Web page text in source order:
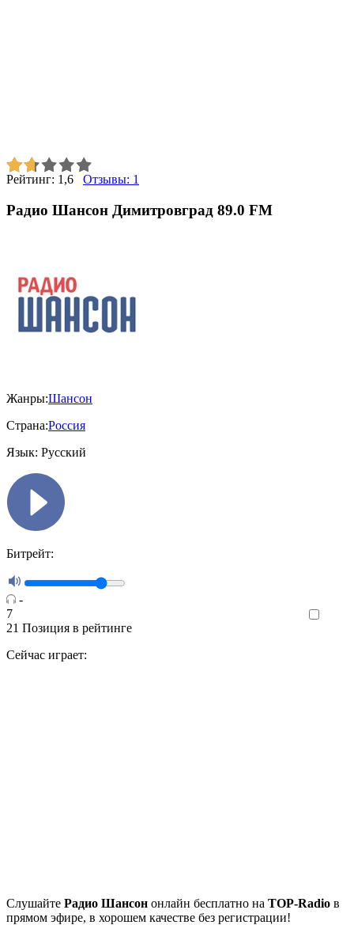
Рейтинг: 1,6 Отзывы: 1
Радио Шансон Димитровград 89.0 FM
Жанры:Шансон
Страна:Россия
Язык: Русский
Битрейт:
-
7
21 Позиция в рейтинге
Сейчас играет:
Cлушайте Радио Шансон онлайн бесплатно на TOP-Radio в
прямом эфире, в хорошем качестве без регистрации!